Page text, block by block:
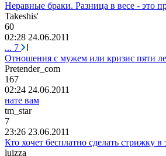
Неравные браки. Разница в весе - это
Takeshis'
60
02:28 24.06.2011
... 7
Отношения с мужем или кризис пяти
Pretender_com
167
02:24 24.06.2011
нате вам
tm_star
7
23:26 23.06.2011
Кто хочет бесплатно сделать стрижку
luizza